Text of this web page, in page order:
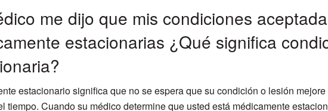
me dijo que mis condiciones
estacionarias ¿Qué significa
estacionario significa que no se espera que su condición o lesión
tiempo. Cuando su médico determine que usted está médicamente